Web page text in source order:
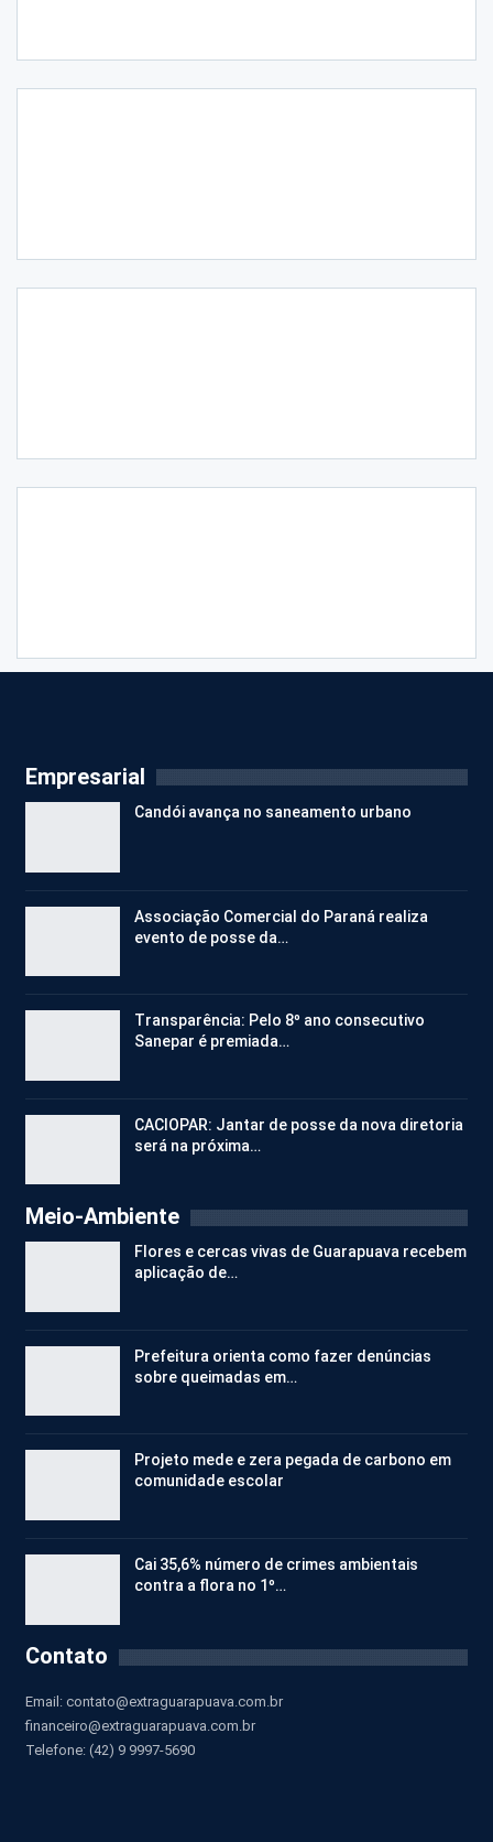
Empresarial
Candói avança no saneamento urbano
Associação Comercial do Paraná realiza
evento de posse da…
Transparência: Pelo 8º ano consecutivo
Sanepar é premiada…
CACIOPAR: Jantar de posse da nova diretoria
será na próxima…
Meio-Ambiente
Flores e cercas vivas de Guarapuava recebem
aplicação de…
Prefeitura orienta como fazer denúncias
sobre queimadas em…
Projeto mede e zera pegada de carbono em
comunidade escolar
Cai 35,6% número de crimes ambientais
contra a flora no 1º…
Contato
Email: contato@extraguarapuava.com.br
financeiro@extraguarapuava.com.br
Telefone: (42) 9 9997-5690